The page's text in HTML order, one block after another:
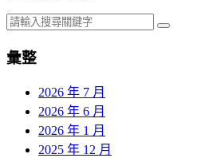
彙整
2026 年 7 月
2026 年 6 月
2026 年 1 月
2025 年 12 月